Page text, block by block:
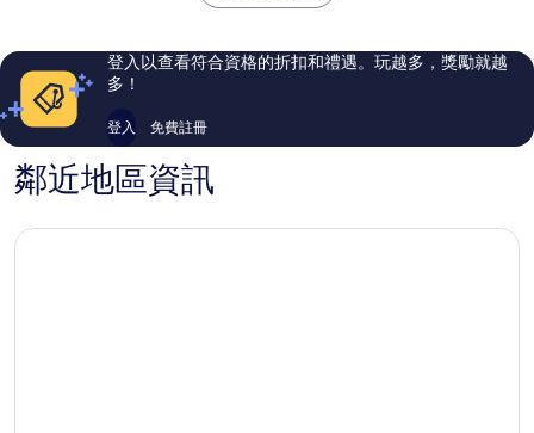
評
論
評
論
登入以查看符合資格的折扣和禮遇。玩越多，獎勵就越
多！
登入 免費註冊
鄰近地區資訊